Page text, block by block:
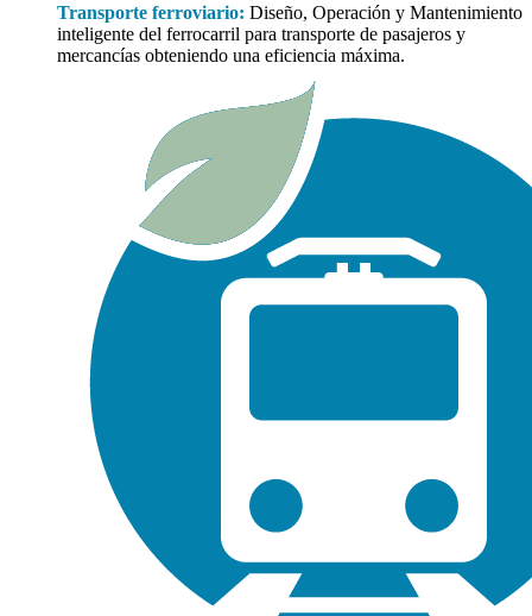
Transporte ferroviario: Diseño, Operación y Mantenimiento
inteligente del ferrocarril para transporte de pasajeros y
mercancías obteniendo una eficiencia máxima.